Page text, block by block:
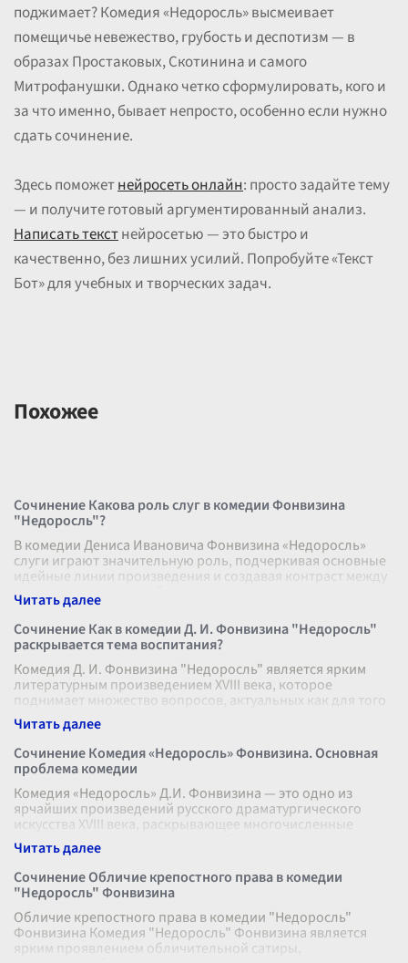
поджимает? Комедия «Недоросль» высмеивает
помещичье невежество, грубость и деспотизм — в
образах Простаковых, Скотинина и самого
Митрофанушки. Однако четко сформулировать, кого и
за что именно, бывает непросто, особенно если нужно
сдать сочинение.
Здесь поможетнейросеть онлайн: просто задайте тему
— и получите готовый аргументированный анализ.
Написать текстнейросетью — это быстро и
качественно, без лишних усилий. Попробуйте «Текст
Бот» для учебных и творческих задач.
Похожее
Сочинение Какова роль слуг в комедии Фонвизина
"Недоросль"?
В комедии Дениса Ивановича Фонвизина «Недоросль»
слуги играют значительную роль, подчеркивая основные
идейные линии произведения и создавая контраст между
различными слоями обществ
Сочинение Как в комедии Д. И. Фонвизина "Недоросль"
раскрывается тема воспитания?
Комедия Д. И. Фонвизина "Недоросль" является ярким
литературным произведением XVIII века, которое
поднимает множество вопросов, актуальных как для того
времени, так и для современн
Сочинение Комедия «Недоросль» Фонвизина. Основная
проблема комедии
Комедия «Недоросль» Д.И. Фонвизина — это одно из
ярчайших произведений русского драматургического
искусства XVIII века, раскрывающее многочисленные
социальные и нравственные пробле
Сочинение Обличие крепостного права в комедии
"Недоросль" Фонвизина
Обличие крепостного права в комедии "Недоросль"
Фонвизина Комедия "Недоросль" Фонвизина является
ярким проявлением обличительной сатиры,